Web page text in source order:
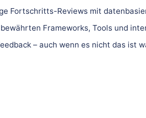
Fortschritts-Reviews mit
Frameworks, Tools und
– auch wenn es nicht das ist